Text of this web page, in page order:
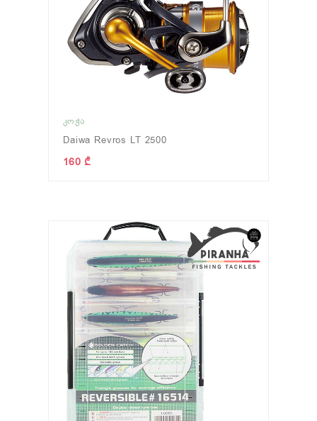
ᲙᲝᲭᲐ
Daiwa Revros LT 2500
160 ₾